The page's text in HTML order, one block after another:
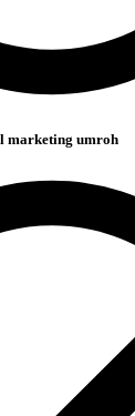
marketing umroh